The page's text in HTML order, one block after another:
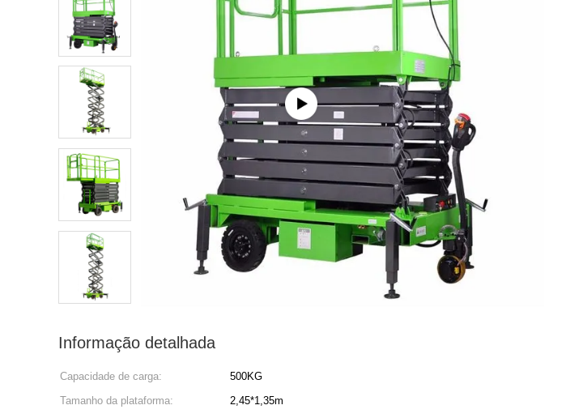
Informação detalhada
Capacidade de carga: 500KG
Tamanho da plataforma:
2,45*1,35m